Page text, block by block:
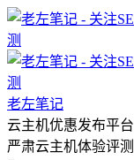
老左笔记
云主机优惠发布平台
严肃云主机体验评测